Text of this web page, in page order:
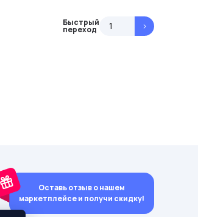
Быстрый
переход >
Оставь отзыв о нашем
маркетплейсе и получи скидку!